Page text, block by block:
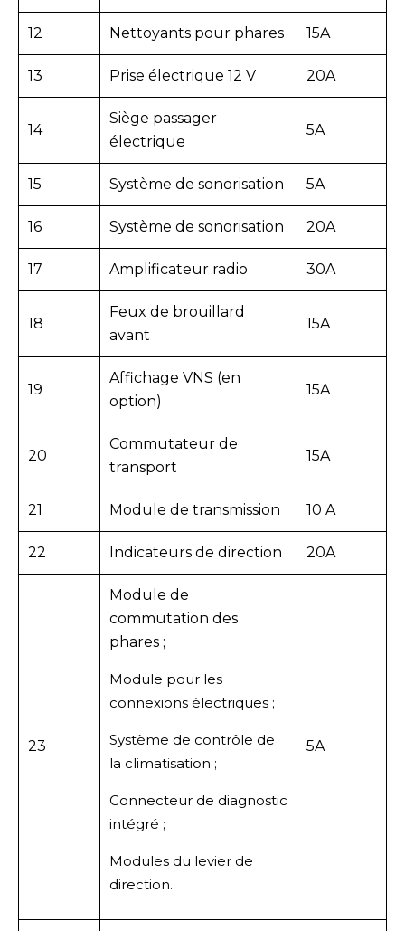
12 Nettoyants pour phares 15A
13 Prise électrique 12 V 20A
14
Siège passager
électrique
5A
15 Système de sonorisation 5A
16 Système de sonorisation 20A
17 Amplificateur radio 30A
18
Feux de brouillard
avant
15A
19
Affichage VNS (en
option)
15A
20
Commutateur de
transport
15A
21 Module de transmission 10 A
22 Indicateurs de direction 20A
23
Module de
commutation des
phares ;
Module pour les
connexions électriques ;
Système de contrôle de
la climatisation ;
Connecteur de diagnostic
intégré ;
Modules du levier de
direction.
5A